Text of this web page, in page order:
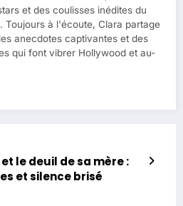
et des coulisses inédites du
Toujours à l'écoute, Clara partage
anecdotes captivantes et des
qui font vibrer Hollywood et au-
le deuil de sa mère :
et silence brisé